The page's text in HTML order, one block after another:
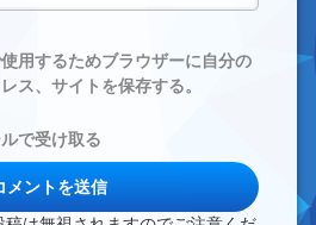
用するためブラウザーに自分の
ス、サイトを保存する。
で受け取る